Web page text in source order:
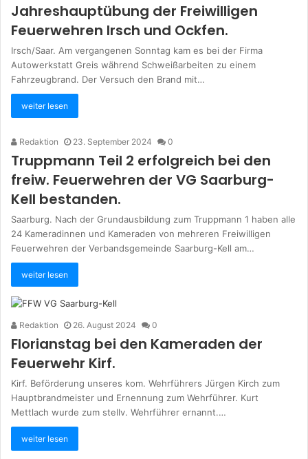
Jahreshauptübung der Freiwilligen
Feuerwehren Irsch und Ockfen.
Irsch/Saar. Am vergangenen Sonntag kam es bei der Firma
Autowerkstatt Greis während Schweißarbeiten zu einem
Fahrzeugbrand. Der Versuch den Brand mit…
weiter lesen
Redaktion 23. September 2024 0
Truppmann Teil 2 erfolgreich bei den
freiw. Feuerwehren der VG Saarburg-
Kell bestanden.
Saarburg. Nach der Grundausbildung zum Truppmann 1 haben alle
24 Kameradinnen und Kameraden von mehreren Freiwilligen
Feuerwehren der Verbandsgemeinde Saarburg-Kell am…
weiter lesen
Redaktion 26. August 2024 0
Florianstag bei den Kameraden der
Feuerwehr Kirf.
Kirf. Beförderung unseres kom. Wehrführers Jürgen Kirch zum
Hauptbrandmeister und Ernennung zum Wehrführer. Kurt
Mettlach wurde zum stellv. Wehrführer ernannt.…
weiter lesen